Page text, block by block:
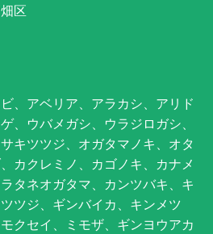
区
、アベリア、アラカシ、アリド
、ウバメガシ、ウラジロガシ、
キツツジ、オガタマノキ、オタ
カクレミノ、カゴノキ、カナメ
タネオガタマ、カンツバキ、キ
ツジ、ギンバイカ、キンメツ
クセイ、ミモザ、ギンヨウアカ